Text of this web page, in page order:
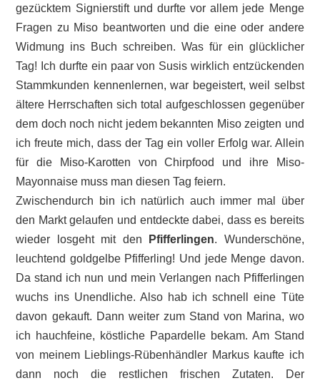
gezücktem Signierstift und durfte vor allem jede Menge
Fragen zu Miso beantworten und die eine oder andere
Widmung ins Buch schreiben. Was für ein glücklicher
Tag! Ich durfte ein paar von Susis wirklich entzückenden
Stammkunden kennenlernen, war begeistert, weil selbst
ältere Herrschaften sich total aufgeschlossen gegenüber
dem doch noch nicht jedem bekannten Miso zeigten und
ich freute mich, dass der Tag ein voller Erfolg war. Allein
für die Miso-Karotten von Chirpfood und ihre Miso-
Mayonnaise muss man diesen Tag feiern.
Zwischendurch bin ich natürlich auch immer mal über
den Markt gelaufen und entdeckte dabei, dass es bereits
wieder losgeht mit den
Pfifferlingen. Wunderschöne,
leuchtend goldgelbe Pfifferling! Und jede Menge davon.
Da stand ich nun und mein Verlangen nach Pfifferlingen
wuchs ins Unendliche. Also hab ich schnell eine Tüte
davon gekauft. Dann weiter zum Stand von Marina, wo
ich hauchfeine, köstliche Papardelle bekam. Am Stand
von meinem Lieblings-Rübenhändler Markus kaufte ich
dann noch die restlichen frischen Zutaten. Der